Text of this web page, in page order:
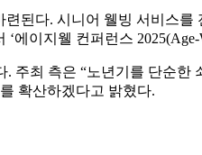
된다. 시니어 웰빙 서비스를
이지웰 컨퍼런스 2025(Age-
. 주최 측은 “노년기를 단순
확산하겠다고 밝혔다.